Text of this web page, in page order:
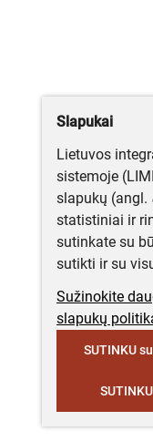
Slapukai
Lietuvos
sistemoje
slapukų (angl.
statistiniai ir
sutinkate su
sutikti ir su
Sužinokite
slapukų
SUTINKU